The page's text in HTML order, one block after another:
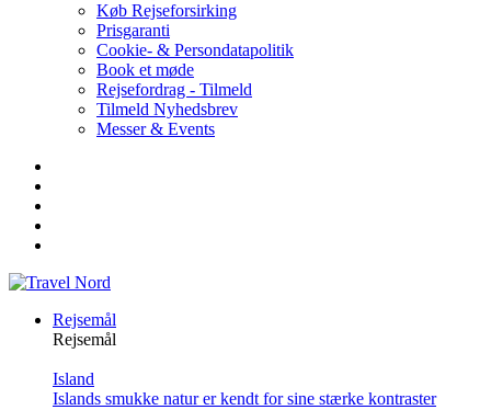
Køb Rejseforsirking
Prisgaranti
Cookie- & Persondatapolitik
Book et møde
Rejsefordrag - Tilmeld
Tilmeld Nyhedsbrev
Messer & Events
Rejsemål
Rejsemål
Island
Islands smukke natur er kendt for sine stærke kontraster